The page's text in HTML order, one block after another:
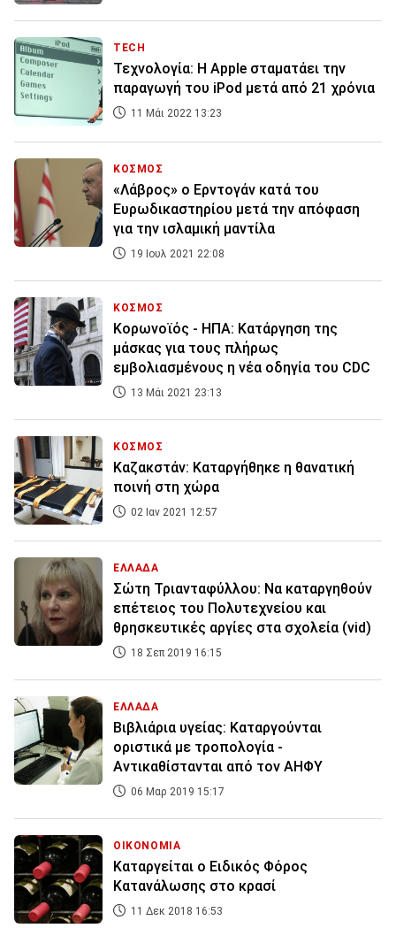
TECH
Τεχνολογία: Η Apple σταματάει την
παραγωγή του iPod μετά από 21 χρόνια
11 Μάι 2022 13:23
ΚΟΣΜΟΣ
«Λάβρος» ο Ερντογάν κατά του
Ευρωδικαστηρίου μετά την απόφαση
για την ισλαμική μαντίλα
19 Ιουλ 2021 22:08
ΚΟΣΜΟΣ
Κορωνοϊός - ΗΠΑ: Κατάργηση της
μάσκας για τους πλήρως
εμβολιασμένους η νέα οδηγία του CDC
13 Μάι 2021 23:13
ΚΟΣΜΟΣ
Καζακστάν: Καταργήθηκε η θανατική
ποινή στη χώρα
02 Ιαν 2021 12:57
ΕΛΛΑΔΑ
Σώτη Τριανταφύλλου: Να καταργηθούν
επέτειος του Πολυτεχνείου και
θρησκευτικές αργίες στα σχολεία (vid)
18 Σεπ 2019 16:15
ΕΛΛΑΔΑ
Βιβλιάρια υγείας: Καταργούνται
οριστικά με τροπολογία -
Αντικαθίστανται από τον ΑΗΦΥ
06 Μαρ 2019 15:17
ΟΙΚΟΝΟΜΙΑ
Καταργείται ο Ειδικός Φόρος
Κατανάλωσης στο κρασί
11 Δεκ 2018 16:53